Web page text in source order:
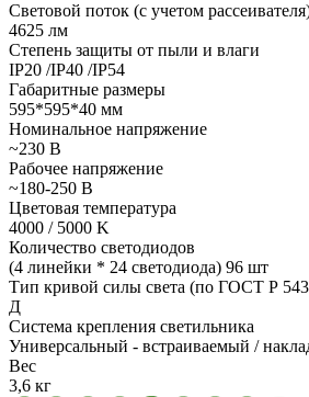
Световой поток (с учетом
4625 лм
Степень защиты от пыли и влаги
IP20 /IP40 /IP54
Габаритные размеры
595*595*40 мм
Номинальное напряжение
~230 В
Рабочее напряжение
~180-250 В
Цветовая температура
4000 / 5000 K
Количество светодиодов
(4 линейки * 24 светодиода) 96 шт
Тип кривой силы света (по ГОСТ Р
Д
Система крепления светильника
Универсальный - встраиваемый /
Вес
3,6 кг